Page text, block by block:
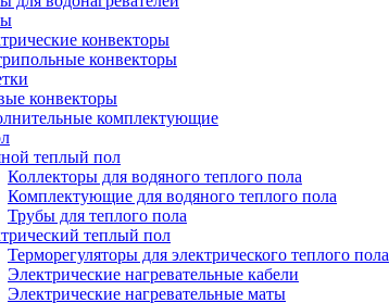
конвекторы
конвекторы
конвекторы
комплектующие
теплый пол
Коллекторы для водяного теплого пола
Комплектующие для водяного теплого пола
Трубы для теплого пола
теплый пол
Терморегуляторы для электрического теплого пола
Электрические нагревательные кабели
Электрические нагревательные маты